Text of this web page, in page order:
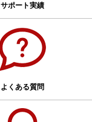
サポート実績
よくある質問